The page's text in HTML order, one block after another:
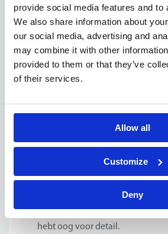
provide social media features and to
We also share information about
our social media, advertising and
may combine it with other
provided to them or that they’ve
of their services.
Allow all
Customize
Deny
Om in aanmerking te komen voor
jij jezelf in de volgende punten:
Je beschikt over eentechnisch
voorkeur aangevuld metenkele
werkervaring
regelingen, PLC- en
is een bijkomende troef.
Problemen pak je proactief aan
belangrijk om technische
Je bent nauwkeurig in je werk,
hebt oog voor detail.